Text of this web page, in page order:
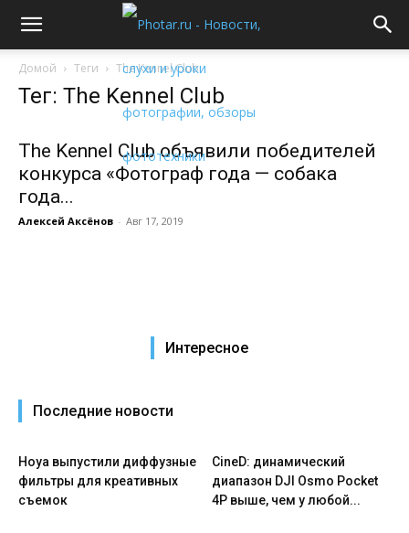
Домой Теги The Kennel Club
Тег: The Kennel Club
The Kennel Club объявили победителей
конкурса «Фотограф года — собака
года...
Алексей Аксёнов - Авг 17, 2019
Интересное
Последние новости
Hoya выпустили диффузные
фильтры для креативных
съемок
CineD: динамический
диапазон DJI Osmo Pocket
4P выше, чем у любой...